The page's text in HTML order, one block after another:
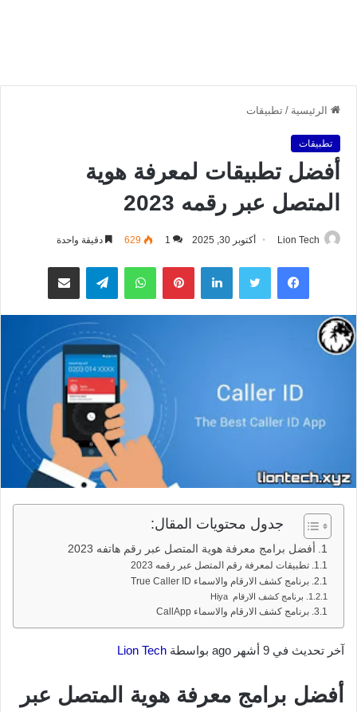
الرئيسية / تطبيقات
تطبيقات
أفضل تطبيقات لمعرفة هوية
المتصل عبر رقمه 2023
Lion Tech أكتوبر 30, 2025 1
629 دقيقة واحدة
فيسبوك تويتر لينكدإن بينتيريستواتساب تيلقرام مشاركة عبر البريد
جدول محتويات المقال:
أفضل برامج معرفة هوية المتصل عبر رقم هاتفه 2023
تطبيقات لمعرفة رقم المتصل عبر رقمه 2023
برنامج كشف الارقام والاسماء True Caller ID
برنامج كشف الارقام Hiya
برنامج كشف الارقام والاسماء CallApp
آخر تحديث في 9 أشهر ago بواسطة Lion Tech
أفضل برامج معرفة هوية المتصل عبر